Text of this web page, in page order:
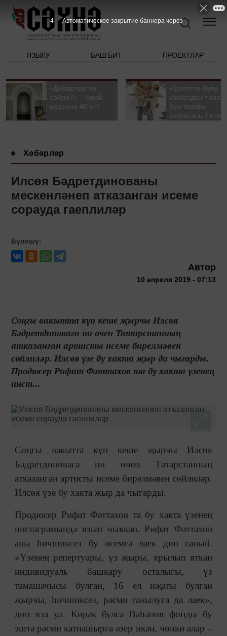
ЯЗЫЛУ БАШ БИТ ПРОЕКТЛАР
«Диварлар ни
сөйли?» - Тукай
музеена 40 ел!
«Бәхетле булу
үзебездән тора».
Буа театры
актрисасы
Хәбәрләр
Илсөя Бәдретдинованы
мескенләнеп атказанган исеме
сорауда гаеплиләр
Бүлешү:
Автор
10 апреля 2019 - 07:13
Соңгы вакытта күп кеше җырчы Илсөя
Бәдретдиновага ни өчен Татарстанның
атказанган артисты исеме бирелмәвен
сөйлиләр. Илсөя үзе бу хакта җыр да чыгарды.
Продюсер Рифат Фәттахов та бу хакта үзенең
инст...
Соңгы вакытта күп кеше җырчы Илсөя
Бәдретдиновага ни өчен Татарстанның
атказанган артисты исеме бирелмәвен сөйлиләр.
Илсөя үзе бу хакта җыр да чыгарды.
Продюсер Рифат Фәттахов та бу хакта үзенең
инстаграмында язып чыккан. Рифат Фәттахов
аны һичшиксез бу исемгә лаек дип саный.
«Үзенең репертуары, үз җыры, ярылып яткан
индивидуаль башкару осталыгы, үз
тамашачысы булган, 16 ел иҗаты булган
җырчы, һичшиксез, рәсми танылуга да лаек»,
дип яза ул. Кирәк булса Ваһапов фонды бу
эштә рәсми катнашырга әзер икән, чөнки алар ‒
3 Автоматическое закрытие баннера через